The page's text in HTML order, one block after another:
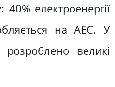
40% електроенергії
на АЕС. У
розроблено великі